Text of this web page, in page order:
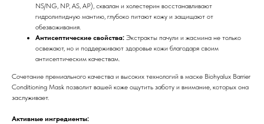
NS/NG, NP, AS, AP), сквалан и холестерин восстанавливают
гидролипидную мантию, глубоко питают кожу и защищают от
обезвоживания.
Антисептические свойства: Экстракты пачули и жасмина не только
освежают, но и поддерживают здоровье кожи благодаря своим
антисептическим качествам.
Сочетание премиального качества и высоких технологий в маске Biohyalux Barrier
Conditioning Mask позволит вашей коже ощутить заботу и внимание, которых она
заслуживает.
Активные ингредиенты: